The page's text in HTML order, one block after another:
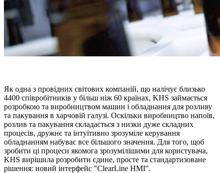
Як одна з провідних світових компаній, що налічує близько
4400 співробітників у більш ніж 60 країнах, KHS займається
розробкою та виробництвом машин і обладнання для розливу
та пакування в харчовій галузі. Оскільки виробництво напоїв,
розлив та пакування складається з низки дуже складних
процесів, дружнє та інтуїтивно зрозуміле керування
обладнанням набуває все більшого значення. Для того, щоб
зробити ці процеси якомога зрозумілішими для користувача,
KHS вирішила розробити єдине, просте та стандартизоване
рішення: новий інтерфейс "ClearLine HMI".